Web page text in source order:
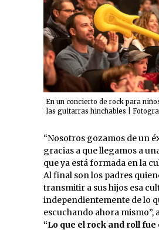
En un concierto de rock para
las guitarras hinchables |
“Nosotros gozamos de un
gracias a que llegamos a
que ya está formada en la
Al final son los padres
transmitir a sus hijos esa
independientemente de lo
escuchando ahora mismo”,
“Lo que el rock and roll fue